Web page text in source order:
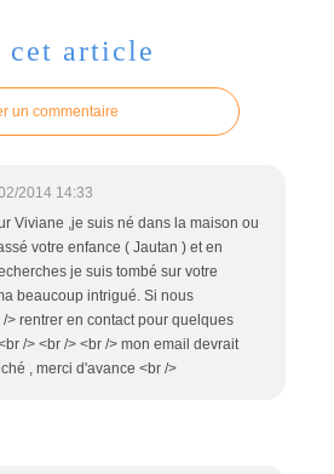
cet article
un commentaire
2014 14:33
Viviane ,je suis né dans la maison ou
votre enfance ( Jautan ) et en
je suis tombé sur votre
beaucoup intrigué. Si nous
> rentrer en contact pour quelques
/> <br /> <br /> mon email devrait
, merci d'avance <br />